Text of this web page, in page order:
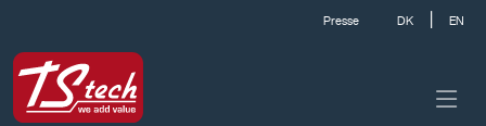
Presse DK EN